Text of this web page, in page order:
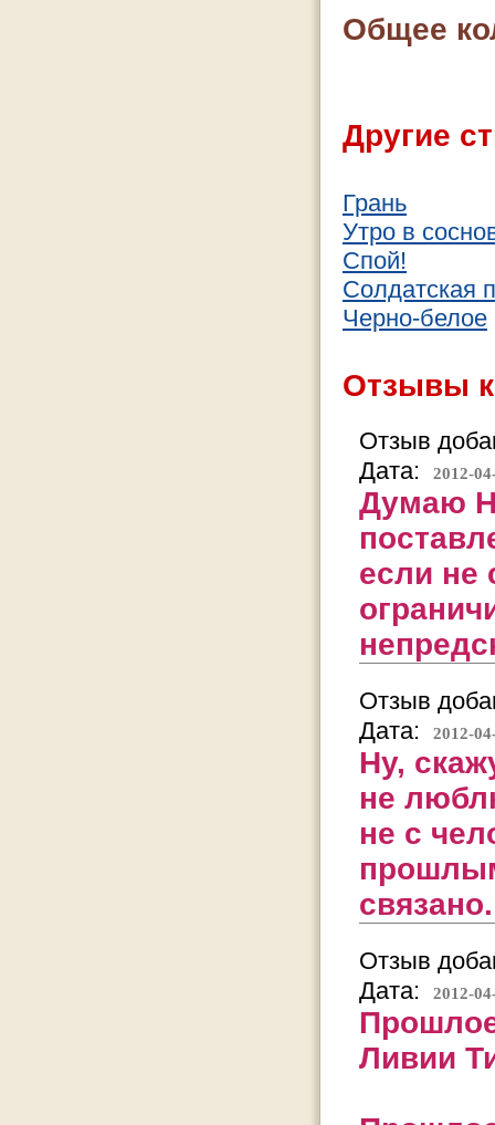
Общее
Другие
Грань
Утро в
Спой!
Солдатская
Черно-белое
Отзывы
Отзыв
Дата:
2012-
Думаю
если не
Отзыв
Дата:
2012-
Ну,
не
не с
связано.
Отзыв
Дата:
2012-
Ливии